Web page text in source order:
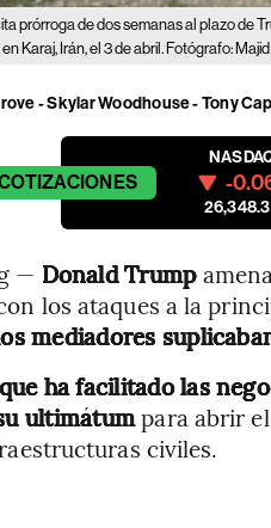
prórroga de dos semanas al plazo de
Karaj, Irán, el 3 de abril. Fotógrafo:
- Skylar Woodhouse - Tony
-
— Donald Trump
los ataques a la
mediadores
ha facilitado las
ultimátumpara abrir
civiles.